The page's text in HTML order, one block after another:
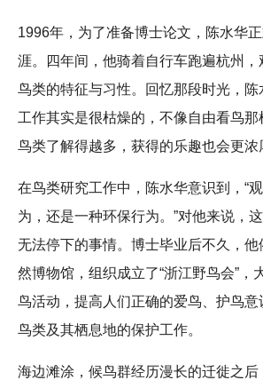
1996年，为了准备博士论文，陈水华
涯。四年间，他骑着自行车跑遍杭州
鸟类的特征与习性。回忆那段时光，陈
工作其实是很枯燥的，不像自由看鸟
鸟类了解得越多，获得的乐趣也会更浓
在鸟类研究工作中，陈水华意识到，“
为，还是一种环保行为。”对他来说，
无法停下的事情。博士毕业后不久，他
然博物馆，组织成立了“浙江野鸟会”，
鸟活动，提高人们正确的爱鸟、护鸟意
鸟类及其栖息地的保护工作。
海边滩涂，候鸟群经历漫长的迁徙之